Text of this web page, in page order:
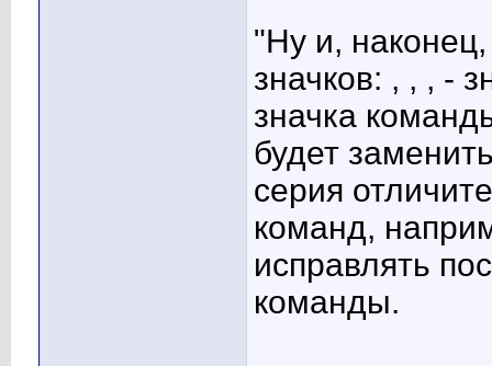
"Ну и,
значков: , , , -
значка
будет
серия
команд,
исправлять
команды.